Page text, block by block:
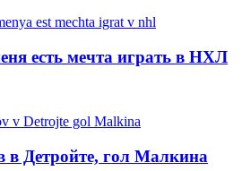
есть мечта играть в НХЛ
в Детройте, гол Малкина